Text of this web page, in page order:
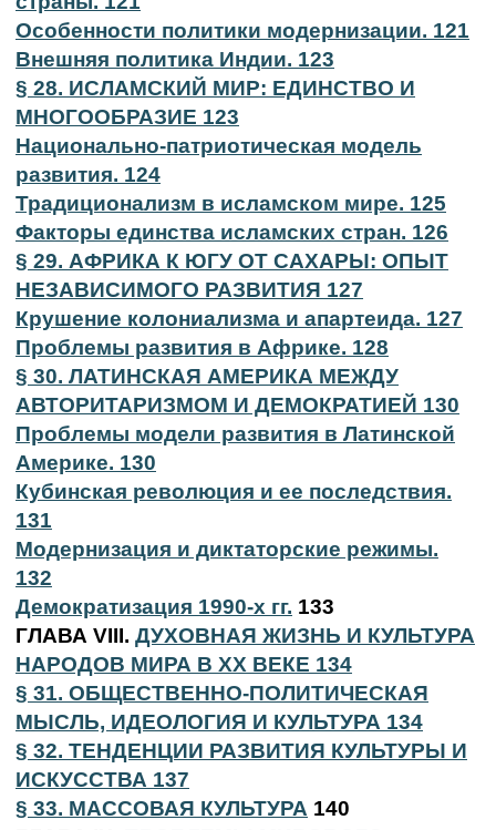
Особенности политики модернизации. 121
Внешняя политика Индии. 123
§ 28. ИСЛАМСКИЙ МИР: ЕДИНСТВО И
МНОГООБРАЗИЕ 123
Национально-патриотическая модель
развития. 124
Традиционализм в исламском мире. 125
Факторы единства исламских стран. 126
§ 29. АФРИКА К ЮГУ ОТ САХАРЫ: ОПЫТ
НЕЗАВИСИМОГО РАЗВИТИЯ 127
Крушение колониализма и апартеида. 127
Проблемы развития в Африке. 128
§ 30. ЛАТИНСКАЯ АМЕРИКА МЕЖДУ
АВТОРИТАРИЗМОМ И ДЕМОКРАТИЕЙ 130
Проблемы модели развития в Латинской
Америке. 130
Кубинская революция и ее последствия.
131
Модернизация и диктаторские режимы.
132
Демократизация 1990-х гг. 133
ГЛАВА VIII. ДУХОВНАЯ ЖИЗНЬ И КУЛЬТУРА
НАРОДОВ МИРА В XX ВЕКЕ 134
§ 31. ОБЩЕСТВЕННО-ПОЛИТИЧЕСКАЯ
МЫСЛЬ, ИДЕОЛОГИЯ И КУЛЬТУРА 134
§ 32. ТЕНДЕНЦИИ РАЗВИТИЯ КУЛЬТУРЫ И
ИСКУССТВА 137
§ 33. МАССОВАЯ КУЛЬТУРА 140